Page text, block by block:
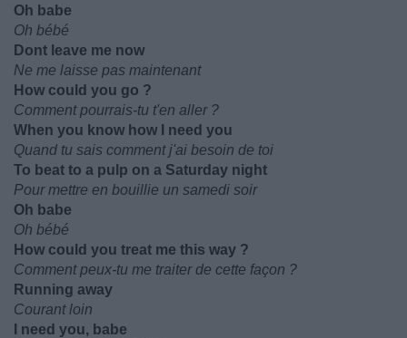
Oh babe
Oh bébé
Dont leave me now
Ne me laisse pas maintenant
How could you go ?
Comment pourrais-tu t'en aller ?
When you know how I need you
Quand tu sais comment j'ai besoin de toi
To beat to a pulp on a Saturday night
Pour mettre en bouillie un samedi soir
Oh babe
Oh bébé
How could you treat me this way ?
Comment peux-tu me traiter de cette façon ?
Running away
Courant loin
I need you, babe